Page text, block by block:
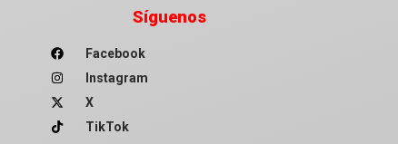
Síguenos
Facebook
Instagram
X
TikTok